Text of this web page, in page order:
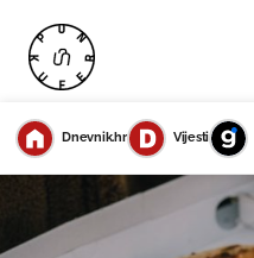
Dnevnik.hr Vijesti